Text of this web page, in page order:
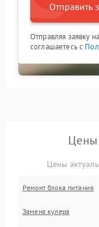
Отправить
Отправляя заявку
соглашаетесь с
Цены
Цены
Ремонт блока питания
Замена кулера